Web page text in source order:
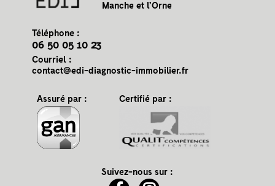
Manche et l’Orne
Téléphone :
06 50 05 10 23
Courriel :
contact@edi-diagnostic-immobilier.fr
Assuré par : Certifié par :
Suivez-nous sur :